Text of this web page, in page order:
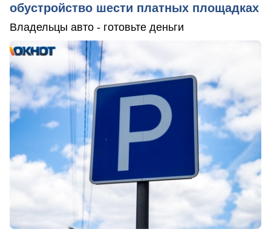
обустройство шести платных площадках
Владельцы авто - готовьте деньги